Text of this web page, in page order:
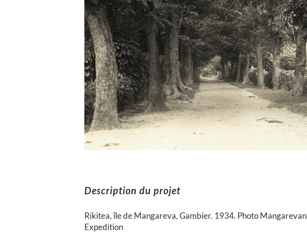
Description du projet
Rikitea, île de Mangareva, Gambier. 1934. Photo Mangarevan
Expedition